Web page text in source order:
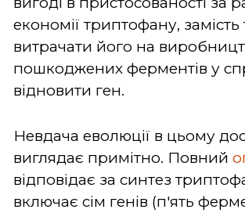
економії триптофану,
витрачати його на
пошкоджених ферментів у
відновити ген.
Невдача еволюції в цьому
виглядає примітно. Повний
відповідає за синтез
включає сім генів (п'ять